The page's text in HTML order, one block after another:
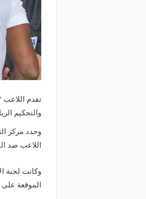
تقدم اللاعب
والتحكيم
اللاعب ضد
وكانت لجنة
الموقعة